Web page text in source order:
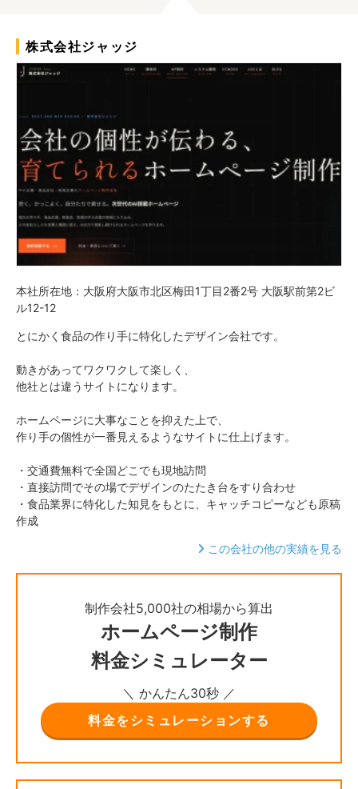
株式会社ジャッジ
本社所在地：大阪府大阪市北区梅田1丁目2番2号 大阪駅前第2ビ
ル12-12
とにかく食品の作り手に特化したデザイン会社です。
動きがあってワクワクして楽しく、
他社とは違うサイトになります。
ホームページに大事なことを抑えた上で、
作り手の個性が一番見えるようなサイトに仕上げます。
・交通費無料で全国どこでも現地訪問
・直接訪問でその場でデザインのたたき台をすり合わせ
・食品業界に特化した知見をもとに、キャッチコピーなども原稿
作成
この会社の他の実績を見る
制作会社5,000社の相場から算出
ホームページ制作
料金シミュレーター
＼ かんたん30秒 ／
料金をシミュレーションする